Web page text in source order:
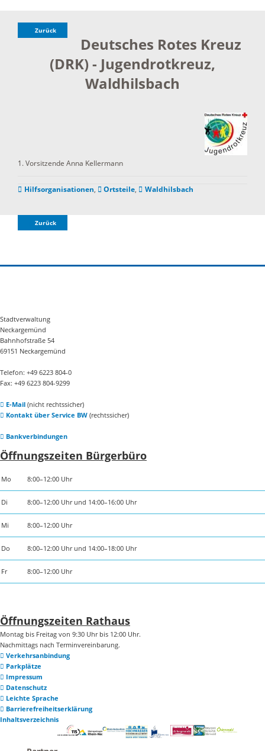
Zurück
Deutsches Rotes Kreuz
(DRK) - Jugendrotkreuz,
Waldhilsbach
1. Vorsitzende Anna Kellermann
Hilfsorganisationen, Ortsteile, Waldhilsbach
Zurück
Stadtverwaltung
Neckargemünd
Bahnhofstraße 54
69151 Neckargemünd
Telefon: +49 6223 804-0
Fax: +49 6223 804-9299
E-Mail(nicht rechtssicher)
Kontakt über Service BW(rechtssicher)
Bankverbindungen
Öffnungszeiten Bürgerbüro
Mo 8:00–12:00 Uhr
Di 8:00–12:00 Uhr und 14:00–16:00 Uhr
Mi 8:00–12:00 Uhr
Do 8:00–12:00 Uhr und 14:00–18:00 Uhr
Fr 8:00–12:00 Uhr
Öffnungszeiten Rathaus
Montag bis Freitag von 9:30 Uhr bis 12:00 Uhr.
Nachmittags nach Terminvereinbarung.
Verkehrsanbindung
Parkplätze
Impressum
Datenschutz
Leichte Sprache
Barrierefreiheitserklärung
Inhaltsverzeichnis